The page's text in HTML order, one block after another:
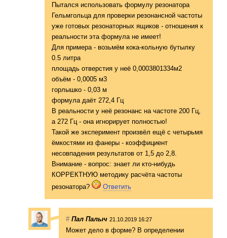
Пытался использовать формулу резонатора
Гельмгольца для проверки резонансной частоты
уже готовых резонаторных ящиков - отношения к
реальности эта формула не имеет!
Для примера - возьмём кока-кольную бутылку
0.5 литра
площадь отверстия у неё 0,0003801334м2
объём - 0,0005 м3
горлышко - 0,03 м
формула даёт 272,4 Гц
В реальности у неё резонанс на частоте 200 Гц,
а 272 Гц - она игнорирует полностью!
Такой же эксперимент произвёл ещё с четырьмя
ёмкостями из фанеры - коэффициент
несовпадения результатов от 1,5 до 2,8.
Внимание - вопрос: знает ли кто-нибудь
КОРРЕКТНУЮ методику расчёта частоты
резонатора?
Ответить
# Пал Палыч 21.10.2019 16:27
Может дело в форме? В определении